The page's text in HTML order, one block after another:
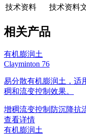
技术资料
技术资料
相关产品
有机膨润土
Clayminton 76
易分散有机膨润土，适
稠和流变控制效果。
增稠流变控制 防沉降抗
查看详情
有机膨润土